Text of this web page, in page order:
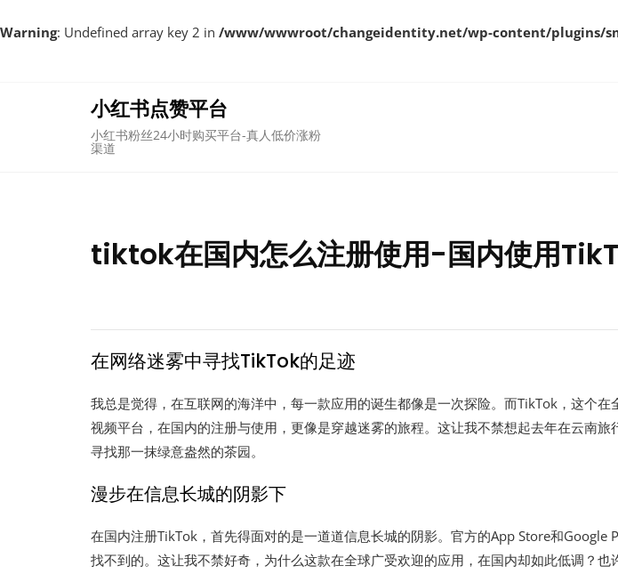
Warning: Undefined array key 2 in /www/wwwroot/changeidentity.net/wp-content/plugins/
小红书点赞平台
小红书粉丝24小时购买平台-真人低价涨粉
渠道
tiktok在国内怎么注册使用-国内使用
在网络迷雾中寻找TikTok的足迹
我总是觉得，在互联网的海洋中，每一款应用的诞生都像是一次探险。而TikTok，这个在
视频平台，在国内的注册与使用，更像是穿越迷雾的旅程。这让我不禁想起去年在云南旅
寻找那一抹绿意盎然的茶园。
漫步在信息长城的阴影下
在国内注册TikTok，首先得面对的是一道道信息长城的阴影。官方的App Store和Google
找不到的。这让我不禁好奇，为什么这款在全球广受欢迎的应用，在国内却如此低调？也